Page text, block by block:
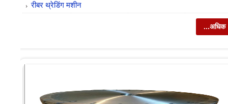
रीबर थ्रेडिंग मशीन
...अधिक